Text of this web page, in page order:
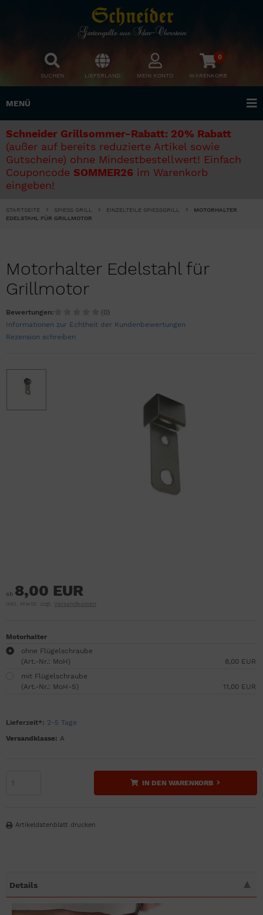
SUCHEN LIEFERLAND MEIN KONTO
0
WARENKORB
MENÜ
Schneider Grillsommer-Rabatt: 20% Rabatt
(außer auf bereits reduzierte Artikel sowie
Gutscheine) ohne Mindestbestellwert! Einfach
Couponcode SOMMER26 im Warenkorb
eingeben!
STARTSEITE SPIESS GRILL EINZELTEILE SPIESSGRILL
MOTORHALTER
EDELSTAHL FÜR GRILLMOTOR
Motorhalter Edelstahl für
Grillmotor
Bewertungen:
(0)
Informationen zur Echtheit der Kundenbewertungen
Rezension schreiben
ab 8,00 EUR
inkl. MwSt. zzgl. Versandkosten
Motorhalter
ohne Flügelschraube
(Art.-Nr.: MoH)
8,00 EUR
mit Flügelschraube
(Art.-Nr.: MoH-S)
11,00 EUR
Lieferzeit*: 2-5 Tage
Versandklasse: A
IN DEN WARENKORB
Artikeldatenblatt drucken
Details